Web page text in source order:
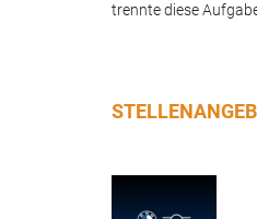
trennte diese